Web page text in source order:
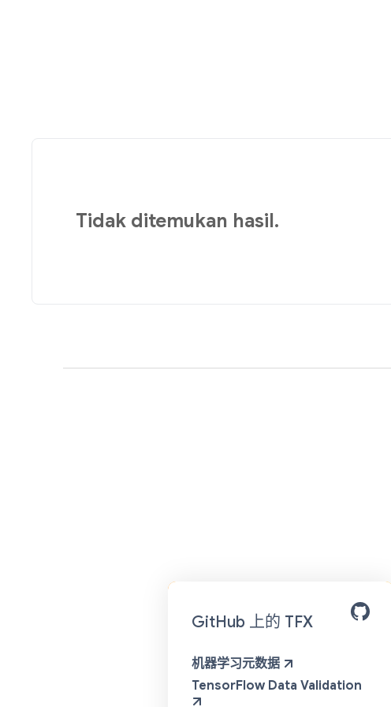
Tidak ditemukan hasil.
GitHub 上的 TFX
机器学习元数据
TensorFlow Data Validation